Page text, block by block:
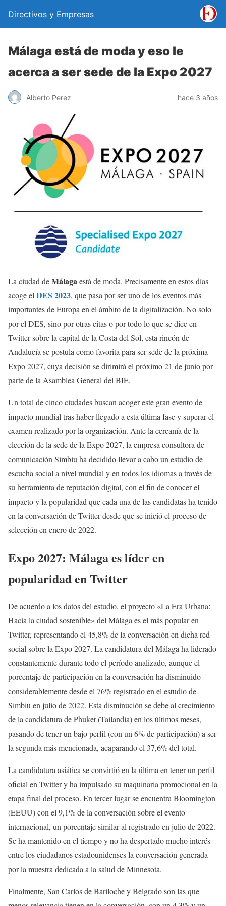
Directivos y Empresas
Málaga está de moda y eso le
acerca a ser sede de la Expo 2027
Alberto Perez hace 3 años
La ciudad deMálaga está de moda. Precisamente en estos días
acoge el DES 2023, que pasa por ser uno de los eventos más
importantes de Europa en el ámbito de la digitalización. No solo
por el DES, sino por otras citas o por todo lo que se dice en
Twitter sobre la capital de la Costa del Sol, esta rincón de
Andalucía se postula como favorita para ser sede de la próxima
Expo 2027, cuya decisión se dirimirá el próximo 21 de junio por
parte de la Asamblea General del BIE.
Un total de cinco ciudades buscan acoger este gran evento de
impacto mundial tras haber llegado a esta última fase y superar el
examen realizado por la organización. Ante la cercanía de la
elección de la sede de la Expo 2027, la empresa consultora de
comunicación Simbiu ha decidido llevar a cabo un estudio de
escucha social a nivel mundial y en todos los idiomas a través de
su herramienta de reputación digital, con el fin de conocer el
impacto y la popularidad que cada una de las candidatas ha tenido
en la conversación de Twitter desde que se inició el proceso de
selección en enero de 2022.
Expo 2027: Málaga es líder en
popularidad en Twitter
De acuerdo a los datos del estudio, el proyecto «La Era Urbana:
Hacia la ciudad sostenible» del Málaga es el más popular en
Twitter, representando el 45,8% de la conversación en dicha red
social sobre la Expo 2027. La candidatura del Málaga ha liderado
constantemente durante todo el período analizado, aunque el
porcentaje de participación en la conversación ha disminuido
considerablemente desde el 76% registrado en el estudio de
Simbiu en julio de 2022. Esta disminución se debe al crecimiento
de la candidatura de Phuket (Tailandia) en los últimos meses,
pasando de tener un bajo perfil (con un 6% de participación) a ser
la segunda más mencionada, acaparando el 37,6% del total.
La candidatura asiática se convirtió en la última en tener un perfil
oficial en Twitter y ha impulsado su maquinaria promocional en la
etapa final del proceso. En tercer lugar se encuentra Bloomington
(EEUU) con el 9,1% de la conversación sobre el evento
internacional, un porcentaje similar al registrado en julio de 2022.
Se ha mantenido en el tiempo y no ha despertado mucho interés
entre los ciudadanos estadounidenses la conversación generada
por la muestra dedicada a la salud de Minnesota.
Finalmente, San Carlos de Bariloche y Belgrado son las que